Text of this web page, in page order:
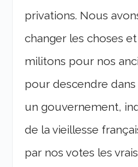
privations. Nous
changer les choses
militons pour nos
pour descendre
un gouvernement,
de la vieillesse
par nos votes les